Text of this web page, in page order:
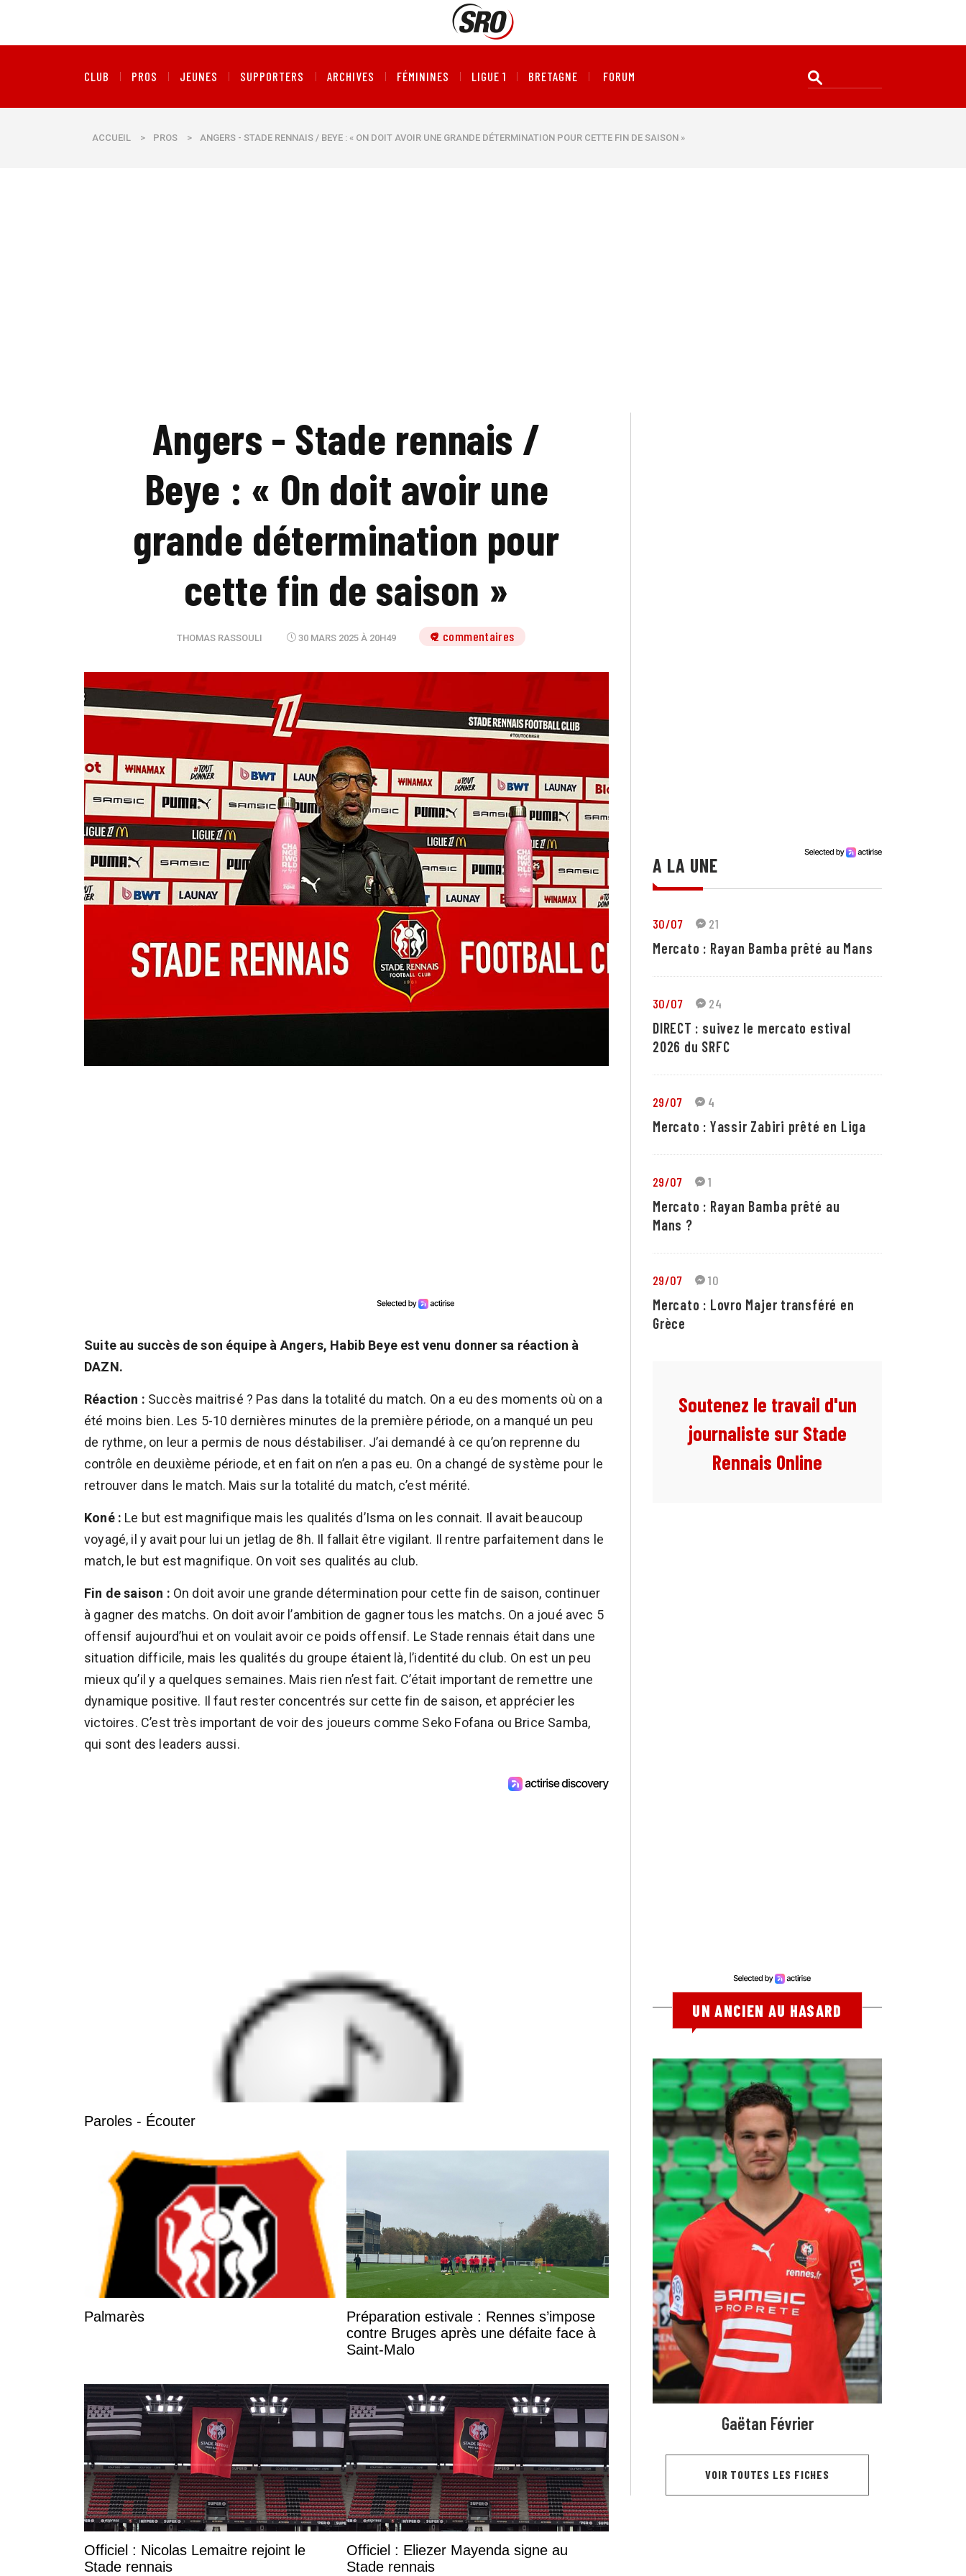
CLUB PROS JEUNES SUPPORTERS ARCHIVES FÉMININES LIGUE 1 BRETAGNE FORUM
ACCUEIL > PROS > ANGERS - STADE RENNAIS / BEYE : « ON DOIT AVOIR UNE GRANDE DÉTERMINATION POUR CETTE FIN DE SAISON »
Angers - Stade rennais /
Beye : « On doit avoir une
grande détermination pour
cette fin de saison »
THOMAS RASSOULI 30 MARS 2025 À 20H49 2 commentaires
Suite au succès de son équipe à Angers, Habib Beye est venu donner sa réaction à
DAZN.
Réaction : Succès maitrisé ? Pas dans la totalité du match. On a eu des moments où on a
été moins bien. Les 5-10 dernières minutes de la première période, on a manqué un peu
de rythme, on leur a permis de nous déstabiliser. J’ai demandé à ce qu’on reprenne du
contrôle en deuxième période, et en fait on n’en a pas eu. On a changé de système pour le
retrouver dans le match. Mais sur la totalité du match, c’est mérité.
Koné : Le but est magnifique mais les qualités d’Isma on les connait. Il avait beaucoup
voyagé, il y avait pour lui un jetlag de 8h. Il fallait être vigilant. Il rentre parfaitement dans le
match, le but est magnifique. On voit ses qualités au club.
Fin de saison : On doit avoir une grande détermination pour cette fin de saison, continuer
à gagner des matchs. On doit avoir l’ambition de gagner tous les matchs. On a joué avec 5
offensif aujourd’hui et on voulait avoir ce poids offensif. Le Stade rennais était dans une
situation difficile, mais les qualités du groupe étaient là, l’identité du club. On est un peu
mieux qu’il y a quelques semaines. Mais rien n’est fait. C’était important de remettre une
dynamique positive. Il faut rester concentrés sur cette fin de saison, et apprécier les
victoires. C’est très important de voir des joueurs comme Seko Fofana ou Brice Samba,
qui sont des leaders aussi.
Paroles - Écouter
Palmarès
Préparation estivale : Rennes s’impose
contre Bruges après une défaite face à
Saint-Malo
Officiel : Nicolas Lemaitre rejoint le
Stade rennais
Officiel : Eliezer Mayenda signe au
Stade rennais
A LA UNE
30/07 21
Mercato : Rayan Bamba prêté au Mans
30/07 24
DIRECT : suivez le mercato estival
2026 du SRFC
29/07 4
Mercato : Yassir Zabiri prêté en Liga
29/07 1
Mercato : Rayan Bamba prêté au
Mans ?
29/07 10
Mercato : Lovro Majer transféré en
Grèce
Soutenez le travail d'un
journaliste sur Stade
Rennais Online
UN ANCIEN AU HASARD
Gaëtan Février
VOIR TOUTES LES FICHES